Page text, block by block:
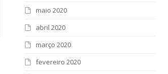
maio 2020
abril 2020
março 2020
fevereiro 2020